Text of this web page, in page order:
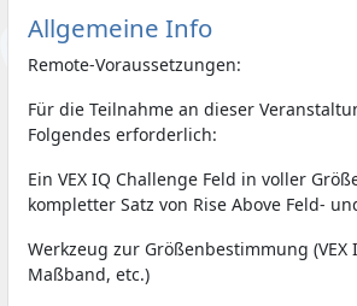
Allgemeine Info
Remote-Voraussetzungen:
Für die Teilnahme an dieser
Folgendes erforderlich:
Ein VEX IQ Challenge Feld in voller
kompletter Satz von Rise Above Feld-
Werkzeug zur Größenbestimmung (VEX
Maßband, etc.)